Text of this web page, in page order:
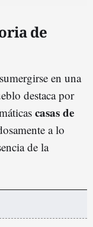
de
en una
destaca por
casas de
a lo
de la